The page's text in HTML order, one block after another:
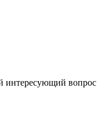
интересующий вопрос